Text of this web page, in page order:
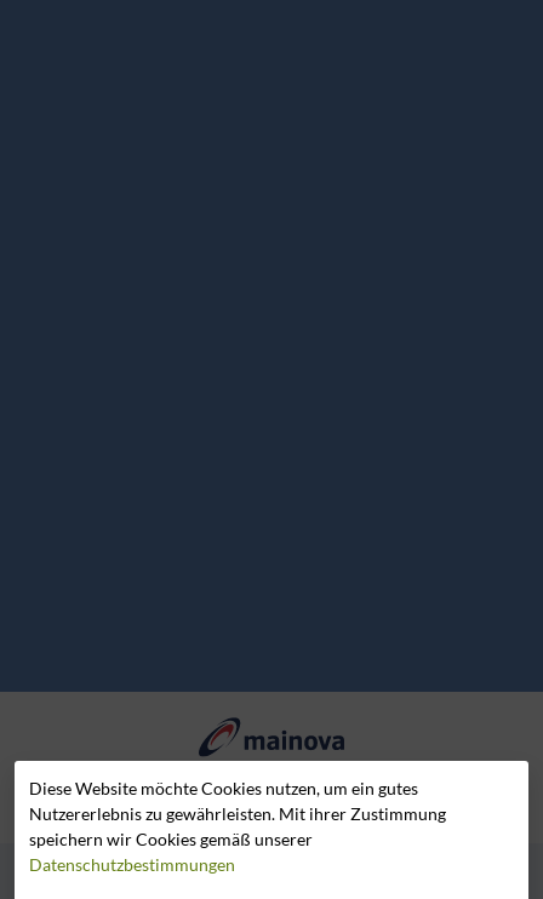
Unterstützt von der Mainova AG
Diese Website möchte Cookies nutzen, um ein gutes
Nutzererlebnis zu gewährleisten. Mit ihrer Zustimmung
speichern wir Cookies gemäß unserer
Datenschutzbestimmungen